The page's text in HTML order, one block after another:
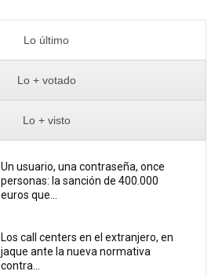
Lo último
Lo + votado
Lo + visto
Un usuario, una contraseña, once
personas: la sanción de 400.000
euros que...
Los call centers en el extranjero, en
jaque ante la nueva normativa
contra...